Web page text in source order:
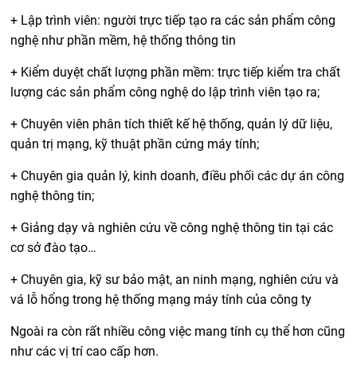
+ Lập trình viên: người trực tiếp tạo ra các sản phẩm công
nghệ như phần mềm, hệ thống thông tin
+ Kiểm duyệt chất lượng phần mềm: trực tiếp kiểm tra chất
lượng các sản phẩm công nghệ do lập trình viên tạo ra;
+ Chuyên viên phân tích thiết kế hệ thống, quản lý dữ liệu,
quản trị mạng, kỹ thuật phần cứng máy tính;
+ Chuyên gia quản lý, kinh doanh, điều phối các dự án công
nghệ thông tin;
+ Giảng dạy và nghiên cứu về công nghệ thông tin tại các
cơ sở đào tạo…
+ Chuyên gia, kỹ sư bảo mật, an ninh mạng, nghiên cứu và
vá lỗ hổng trong hệ thống mạng máy tính của công ty
Ngoài ra còn rất nhiều công việc mang tính cụ thể hơn cũng
như các vị trí cao cấp hơn.